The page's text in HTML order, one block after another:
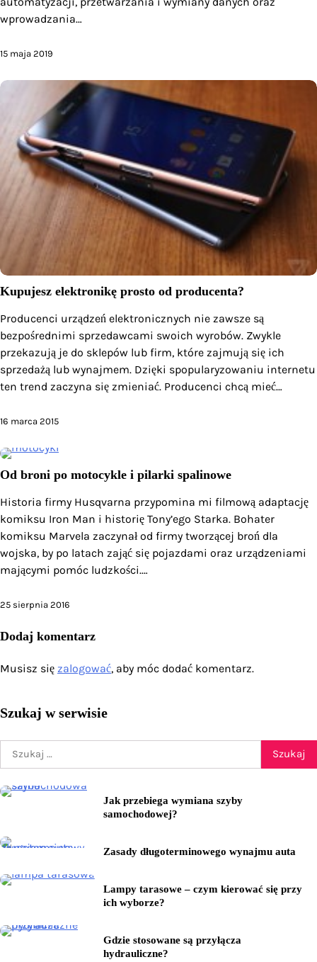
wprowadzania…
15 maja 2019
Kupujesz elektronikę prosto od producenta?
Producenci urządzeń elektronicznych nie zawsze są
bezpośrednimi sprzedawcami swoich wyrobów. Zwykle
przekazują je do sklepów lub firm, które zajmują się ich
sprzedażą lub wynajmem. Dzięki spopularyzowaniu internetu
ten trend zaczyna się zmieniać. Producenci chcą mieć…
16 marca 2015
Od broni po motocykle i pilarki spalinowe
Historia firmy Husqvarna przypomina mi filmową adaptację
komiksu Iron Man i historię Tony’ego Starka. Bohater
komiksu Marvela zaczynał od firmy tworzącej broń dla
wojska, by po latach zająć się pojazdami oraz urządzeniami
mającymi pomóc ludzkości.…
25 sierpnia 2016
Dodaj komentarz
Musisz się zalogować, aby móc dodać komentarz.
Szukaj w serwisie
Szukaj:
Jak przebiega wymiana szyby
samochodowej?
Zasady długoterminowego wynajmu auta
Lampy tarasowe – czym kierować się przy
ich wyborze?
Gdzie stosowane są przyłącza
hydrauliczne?